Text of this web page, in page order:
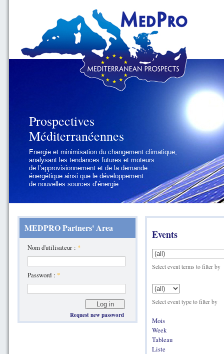
Prospectives
Méditerranéennes
Energie et minimisation du changement climatique,
analysant les tendances futures et moteurs
de l’approvisionnement et de la demande
énergétique ainsi que le développement
de nouvelles sources d’énergie
Prospectives
Méditerranéennes
Géopolitique et gouvernance, se focalisant sur les
défis politiques régionaux et internationaux
auxquels les pays méditerranéens
doivent faire face
MEDPRO Partners' Area
Nom d'utilisateur : *
Password : *
Request new password
Events
Select event terms to filter by
Select event type to filter by
Mois
Week
Tableau
Liste